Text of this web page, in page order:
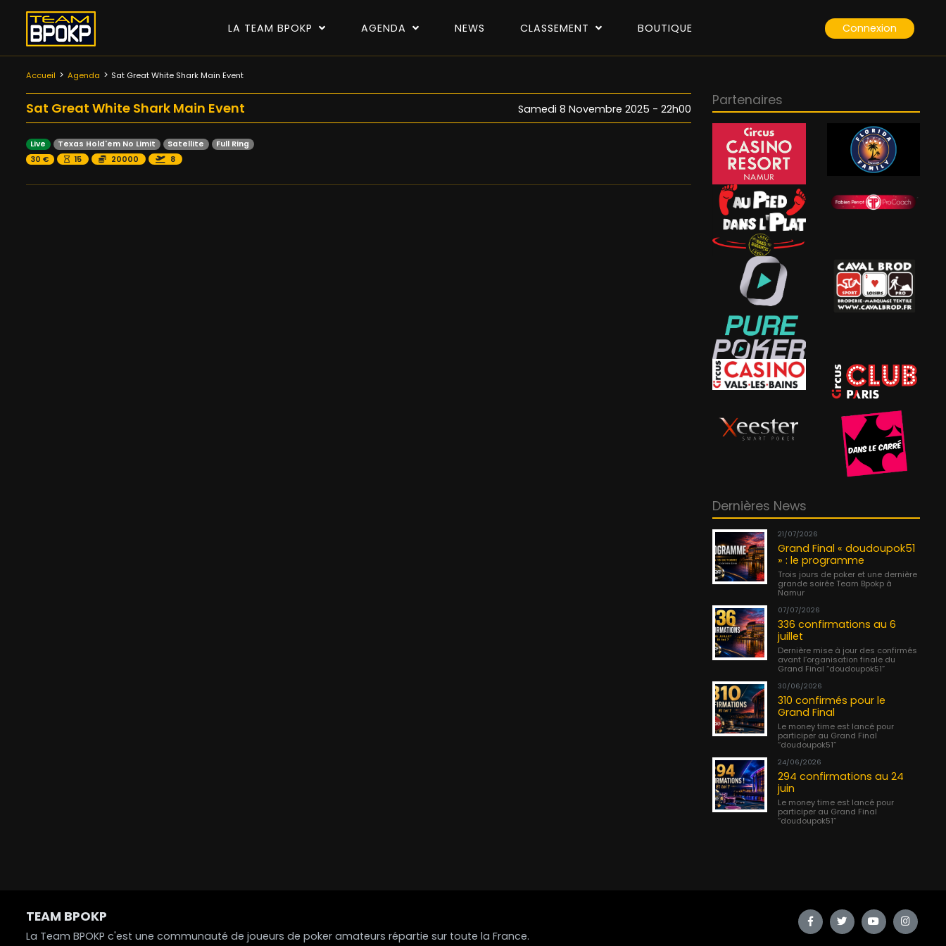
LA TEAM BPOKP AGENDA NEWS CLASSEMENT BOUTIQUE Connexion
Accueil Agenda Sat Great White Shark Main Event
Sat Great White Shark Main Event Samedi 8 Novembre 2025 - 22h00
Live Texas Hold'em No Limit Satellite
Full Ring
30 €
15 20000 8
Partenaires
Dernières News
21/07/2026
Grand Final « doudoupok51
» : le programme
Trois jours de poker et une dernière
grande soirée Team Bpokp à
Namur
07/07/2026
336 confirmations au 6
juillet
Dernière mise à jour des confirmés
avant l’organisation finale du
Grand Final “doudoupok51”
30/06/2026
310 confirmés pour le
Grand Final
Le money time est lancé pour
participer au Grand Final
“doudoupok51”
24/06/2026
294 confirmations au 24
juin
Le money time est lancé pour
participer au Grand Final
“doudoupok51”
TEAM BPOKP
La Team BPOKP c'est une communauté de joueurs de poker amateurs répartie sur toute la France.